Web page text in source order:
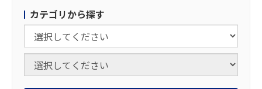
カテゴリから探す